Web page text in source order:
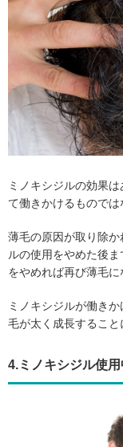
ミノキシジルの効果
て働きかけるものでは
薄毛の原因が取り除
ルの使用をやめた後
をやめれば再び薄毛に
ミノキシジルが働き
毛が太く成長すること
4.ミノキシジル使